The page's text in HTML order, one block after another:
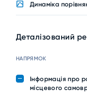
Динаміка
Деталізований
НАПРЯМОК
Інформація про
місцевого